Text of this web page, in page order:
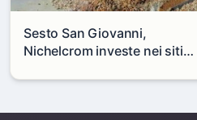
Sesto San Giovanni,
Nichelcrom investe nei siti
capannone per fare spazio a